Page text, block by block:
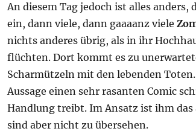
An diesem Tag jedoch ist alles anders,
ein, dann viele, dann gaaaanz viele
nichts anderes übrig, als in ihr
flüchten. Dort kommt es zu
Scharmützeln mit den lebenden Toten.
Aussage einen sehr rasanten Comic
Handlung treibt. Im Ansatz ist ihm
sind aber nicht zu übersehen.